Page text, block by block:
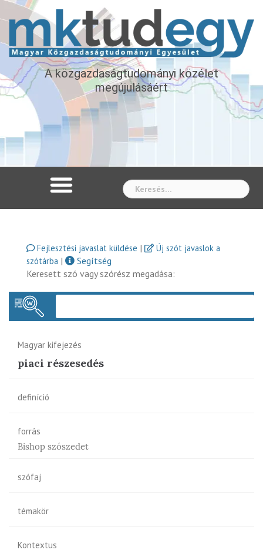
A közgazdaságtudományi közélet
megújulásáért
Fejlesztési javaslat küldése |
Új szót javaslok a
szótárba |
Segítség
Keresett szó vagy szórész megadása:
Magyar kifejezés
piaci részesedés
definíció
forrás
Bishop szószedet
szófaj
témakör
Kontextus